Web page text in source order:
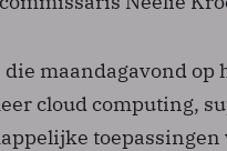
die maandagavond
cloud computing,
toepassingen